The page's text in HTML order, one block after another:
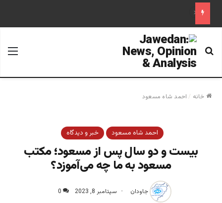
علم تاریخ
خانه / احمد شاه مسعود
احمد شاه مسعود خبر و دیدگاه
بیست و دو سال پس از مسعود؛ مکتب
مسعود به ما چه می‌آموزد؟
جاودان سپتامبر 8, 2023 0